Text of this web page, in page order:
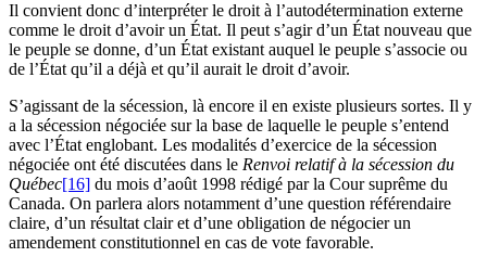
Il convient donc d’interpréter le droit à l’autodétermination externe
comme le droit d’avoir un État. Il peut s’agir d’un État nouveau que
le peuple se donne, d’un État existant auquel le peuple s’associe ou
de l’État qu’il a déjà et qu’il aurait le droit d’avoir.
S’agissant de la sécession, là encore il en existe plusieurs sortes. Il y
a la sécession négociée sur la base de laquelle le peuple s’entend
avec l’État englobant. Les modalités d’exercice de la sécession
négociée ont été discutées dans le Renvoi relatif à la sécession du
Québec[16] du mois d’août 1998 rédigé par la Cour suprême du
Canada. On parlera alors notamment d’une question référendaire
claire, d’un résultat clair et d’une obligation de négocier un
amendement constitutionnel en cas de vote favorable.